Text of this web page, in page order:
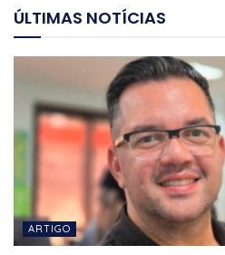
ÚLTIMAS NOTÍCIAS
ARTIGO